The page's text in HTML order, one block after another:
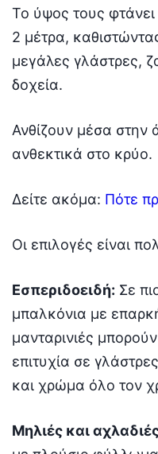
Το ύψος τους
2 μέτρα,
μεγάλες γλάστρες,
δοχεία.
Ανθίζουν μέσα στην
ανθεκτικά στο κρύο.
Δείτε ακόμα: Πότε
Οι επιλογές είναι
Εσπεριδοειδή: Σε
μπαλκόνια με
μανταρινιές
επιτυχία σε
και χρώμα όλο τον
Μηλιές και